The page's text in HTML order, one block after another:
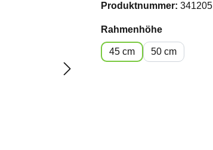
Produktnummer: 341205
Rahmenhöheauswählen
45 cm 50 cm